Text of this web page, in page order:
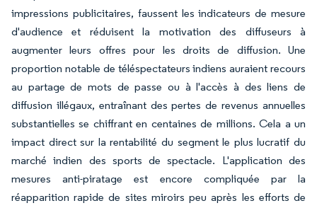
impressions publicitaires, faussent les indicateurs de mesure
d'audience et réduisent la motivation des diffuseurs à
augmenter leurs offres pour les droits de diffusion. Une
proportion notable de téléspectateurs indiens auraient recours
au partage de mots de passe ou à l'accès à des liens de
diffusion illégaux, entraînant des pertes de revenus annuelles
substantielles se chiffrant en centaines de millions. Cela a un
impact direct sur la rentabilité du segment le plus lucratif du
marché indien des sports de spectacle. L'application des
mesures anti-piratage est encore compliquée par la
réapparition rapide de sites miroirs peu après les efforts de